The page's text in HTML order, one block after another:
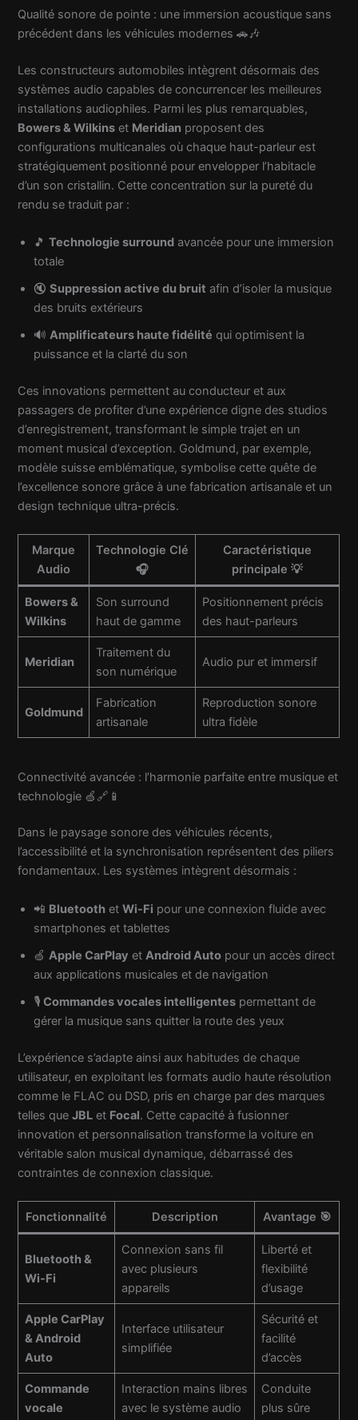
Qualité sonore de pointe : une immersion acoustique sans
précédent dans les véhicules modernes 🚗🎶
Les constructeurs automobiles intègrent désormais des
systèmes audio capables de concurrencer les meilleures
installations audiophiles. Parmi les plus remarquables,
Bowers & Wilkins et Meridian proposent des
configurations multicanales où chaque haut-parleur est
stratégiquement positionné pour envelopper l’habitacle
d’un son cristallin. Cette concentration sur la pureté du
rendu se traduit par :
🎵Technologie surround avancée pour une immersion
totale
🔇Suppression active du bruit afin d’isoler la musique
des bruits extérieurs
🔊Amplificateurs haute fidélité qui optimisent la
puissance et la clarté du son
Ces innovations permettent au conducteur et aux
passagers de profiter d’une expérience digne des studios
d’enregistrement, transformant le simple trajet en un
moment musical d’exception. Goldmund, par exemple,
modèle suisse emblématique, symbolise cette quête de
l’excellence sonore grâce à une fabrication artisanale et un
design technique ultra-précis.
Marque
Audio
Technologie Clé
🎧
Caractéristique
principale 💡
Bowers &
Wilkins
Son surround
haut de gamme
Positionnement précis
des haut-parleurs
Meridian
Traitement du
son numérique
Audio pur et immersif
Goldmund
Fabrication
artisanale
Reproduction sonore
ultra fidèle
Connectivité avancée : l’harmonie parfaite entre musique et
technologie 🍏🔗📱
Dans le paysage sonore des véhicules récents,
l’accessibilité et la synchronisation représentent des piliers
fondamentaux. Les systèmes intègrent désormais :
📲 Bluetooth etWi-Fi pour une connexion fluide avec
smartphones et tablettes
🍏Apple CarPlay etAndroid Auto pour un accès direct
aux applications musicales et de navigation
🎙️Commandes vocales intelligentes permettant de
gérer la musique sans quitter la route des yeux
L’expérience s’adapte ainsi aux habitudes de chaque
utilisateur, en exploitant les formats audio haute résolution
comme le FLAC ou DSD, pris en charge par des marques
telles queJBL et Focal. Cette capacité à fusionner
innovation et personnalisation transforme la voiture en
véritable salon musical dynamique, débarrassé des
contraintes de connexion classique.
Fonctionnalité Description Avantage 🎯
Bluetooth &
Wi-Fi
Connexion sans fil
avec plusieurs
appareils
Liberté et
flexibilité
d’usage
Apple CarPlay
& Android
Auto
Interface utilisateur
simplifiée
Sécurité et
facilité
d’accès
Commande
vocale
Interaction mains libres
avec le système audio
Conduite
plus sûre